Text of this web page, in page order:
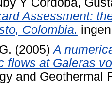
Y Córdoba,
Assessment:
Colombia.
(2005)A
flows at Galeras
and Geothermal